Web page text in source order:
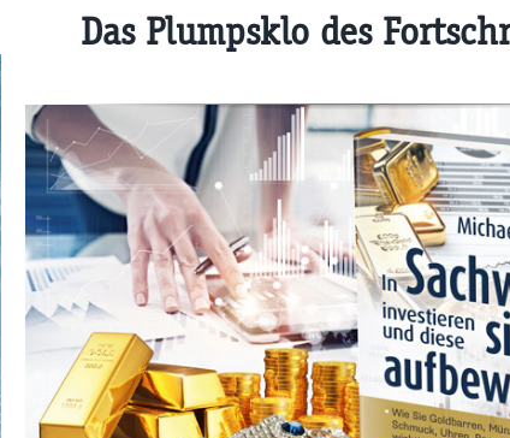
Das Plumpsklo des